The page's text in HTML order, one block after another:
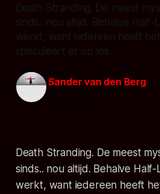
Death Stranding. De meest
sinds.. nou altijd. Behalve Half-
werkt, want iedereen heeft
speculeert er op los.
Sander van den Berg
Death Stranding. De meest
sinds.. nou altijd. Behalve
werkt, want iedereen heeft